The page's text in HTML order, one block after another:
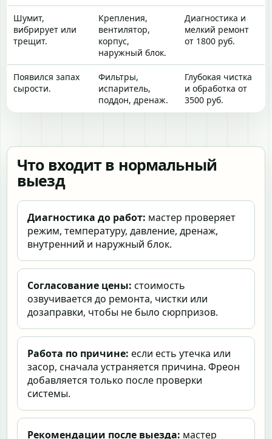
Шумит,
вибрирует или
трещит.
Крепления,
вентилятор,
корпус,
наружный блок.
Диагностика и
мелкий ремонт
от 1800 руб.
Появился запах
сырости.
Фильтры,
испаритель,
поддон, дренаж.
Глубокая чистка
и обработка от
3500 руб.
Что входит в нормальный
выезд
Диагностика до работ: мастер проверяет
режим, температуру, давление, дренаж,
внутренний и наружный блок.
Согласование цены: стоимость
озвучивается до ремонта, чистки или
дозаправки, чтобы не было сюрпризов.
Работа по причине: если есть утечка или
засор, сначала устраняется причина. Фреон
добавляется только после проверки
системы.
Рекомендации после выезда: мастер